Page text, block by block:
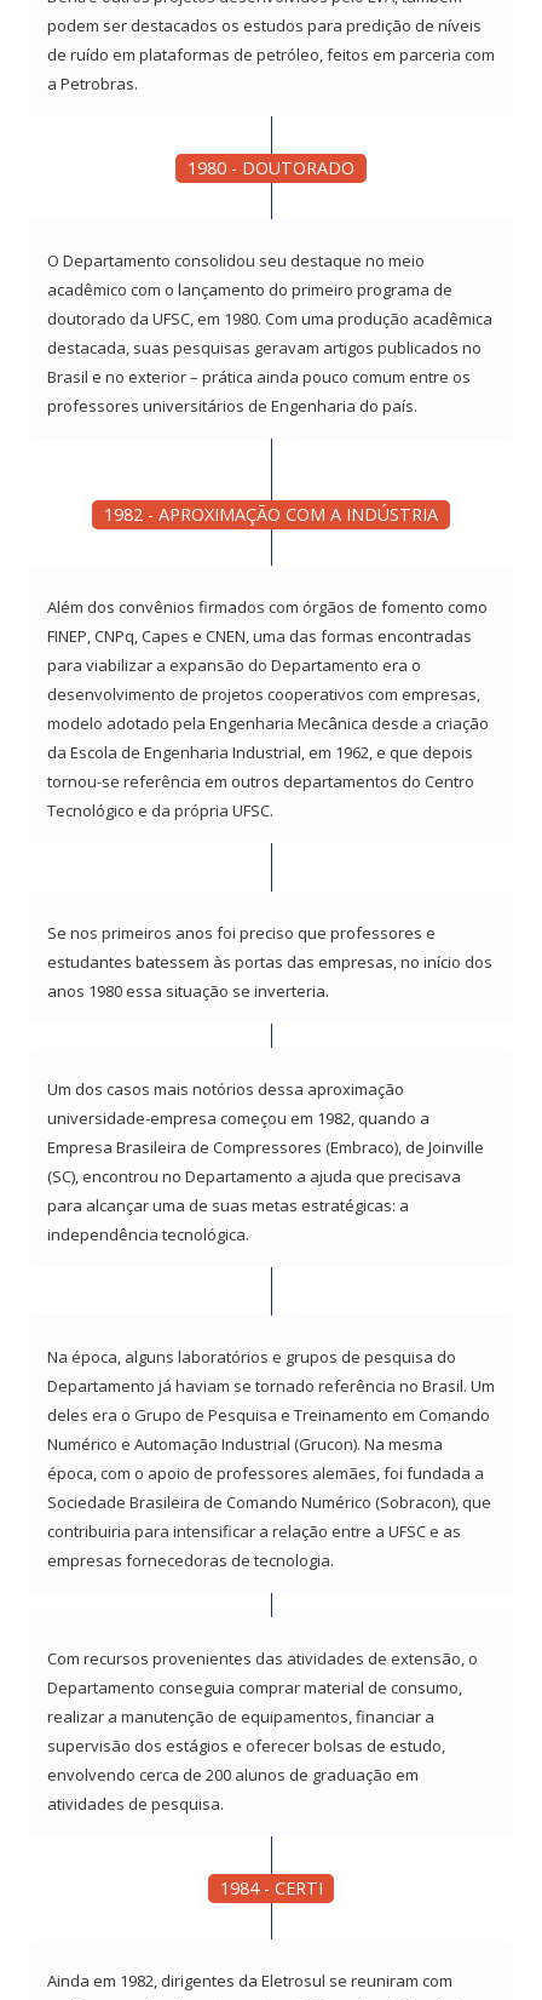
podem ser destacados os estudos para predição de níveis
de ruído em plataformas de petróleo, feitos em parceria com
a Petrobras.
1980 - DOUTORADO
O Departamento consolidou seu destaque no meio
acadêmico com o lançamento do primeiro programa de
doutorado da UFSC, em 1980. Com uma produção acadêmica
destacada, suas pesquisas geravam artigos publicados no
Brasil e no exterior – prática ainda pouco comum entre os
professores universitários de Engenharia do país.
1982 - APROXIMAÇÃO COM A INDÚSTRIA
Além dos convênios firmados com órgãos de fomento como
FINEP, CNPq, Capes e CNEN, uma das formas encontradas
para viabilizar a expansão do Departamento era o
desenvolvimento de projetos cooperativos com empresas,
modelo adotado pela Engenharia Mecânica desde a criação
da Escola de Engenharia Industrial, em 1962, e que depois
tornou-se referência em outros departamentos do Centro
Tecnológico e da própria UFSC.
Se nos primeiros anos foi preciso que professores e
estudantes batessem às portas das empresas, no início dos
anos 1980 essa situação se inverteria.
Um dos casos mais notórios dessa aproximação
universidade-empresa começou em 1982, quando a
Empresa Brasileira de Compressores (Embraco), de Joinville
(SC), encontrou no Departamento a ajuda que precisava
para alcançar uma de suas metas estratégicas: a
independência tecnológica.
Na época, alguns laboratórios e grupos de pesquisa do
Departamento já haviam se tornado referência no Brasil. Um
deles era o Grupo de Pesquisa e Treinamento em Comando
Numérico e Automação Industrial (Grucon). Na mesma
época, com o apoio de professores alemães, foi fundada a
Sociedade Brasileira de Comando Numérico (Sobracon), que
contribuiria para intensificar a relação entre a UFSC e as
empresas fornecedoras de tecnologia.
Com recursos provenientes das atividades de extensão, o
Departamento conseguia comprar material de consumo,
realizar a manutenção de equipamentos, financiar a
supervisão dos estágios e oferecer bolsas de estudo,
envolvendo cerca de 200 alunos de graduação em
atividades de pesquisa.
1984 - CERTI
Ainda em 1982, dirigentes da Eletrosul se reuniram com